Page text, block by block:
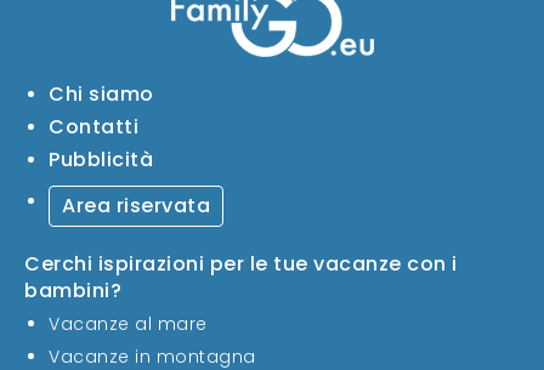
Chi siamo
Contatti
Pubblicità
Area riservata
Cerchi ispirazioni per le tue vacanze con i
bambini?
Vacanze al mare
Vacanze in montagna